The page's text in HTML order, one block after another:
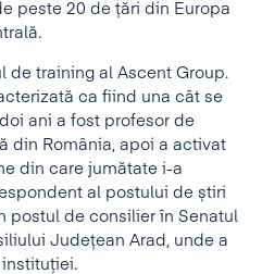
peste 20 de țări din Europa
de training al Ascent Group.
ca fiind una cât se
ani a fost profesor de
din România, apoi a activat
din care jumătate i-a
al postului de știri
postul de consilier în Senatul
Județean Arad, unde a